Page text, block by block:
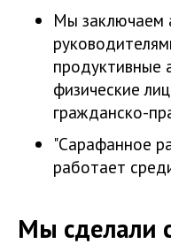
Мы заключаем
продуктивные
физические
гражданско-
"Сарафанное
работает
Мы сделали